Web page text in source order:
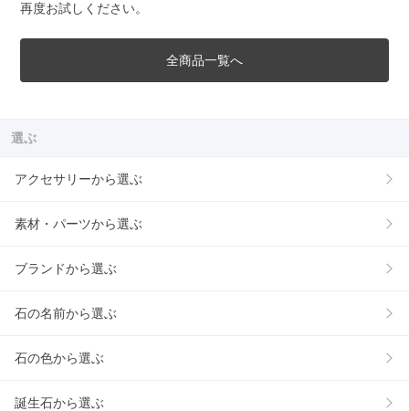
再度お試しください。
全商品一覧へ
選ぶ
アクセサリーから選ぶ
素材・パーツから選ぶ
ブランドから選ぶ
石の名前から選ぶ
石の色から選ぶ
誕生石から選ぶ